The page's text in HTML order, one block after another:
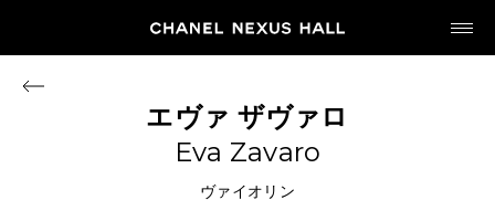
MY CHANEL NEXUS
エヴァ ザヴァロ
Eva Zavaro
ヴァイオリン